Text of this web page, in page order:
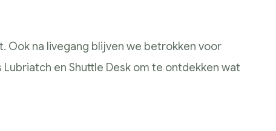
Ook na livegang blijven we betrokken voor
en Shuttle Desk om te ontdekken wat